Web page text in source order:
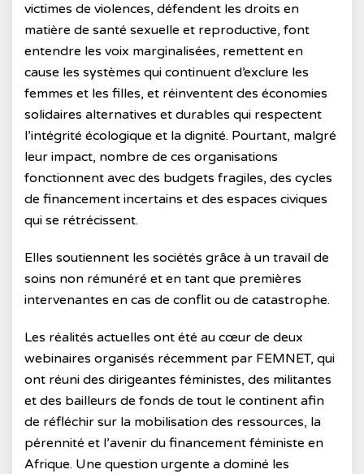
victimes de violences, défendent les droits en
matière de santé sexuelle et reproductive, font
entendre les voix marginalisées, remettent en
cause les systèmes qui continuent d’exclure les
femmes et les filles, et réinventent des économies
solidaires alternatives et durables qui respectent
l’intégrité écologique et la dignité. Pourtant, malgré
leur impact, nombre de ces organisations
fonctionnent avec des budgets fragiles, des cycles
de financement incertains et des espaces civiques
qui se rétrécissent.
Elles soutiennent les sociétés grâce à un travail de
soins non rémunéré et en tant que premières
intervenantes en cas de conflit ou de catastrophe.
Les réalités actuelles ont été au cœur de deux
webinaires organisés récemment par FEMNET, qui
ont réuni des dirigeantes féministes, des militantes
et des bailleurs de fonds de tout le continent afin
de réfléchir sur la mobilisation des ressources, la
pérennité et l’avenir du financement féministe en
Afrique. Une question urgente a dominé les